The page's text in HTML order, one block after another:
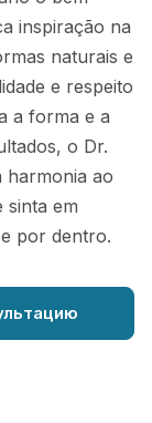
inspiração na
naturais e
e respeito
a forma e a
o Dr.
ao
sinta em
por dentro.